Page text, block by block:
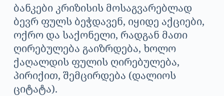
ბანკები კრიზისის მოსაგვარებლად
ბევრ ფულს ბეჭდავენ, იყიდე აქციები,
ოქრო და საქონელი, რადგან მათი
ღირებულება გაიზრდება, ხოლო
ქაღალდის ფულის ღირებულება,
პირიქით, შემცირდება (დალიოს
ციტატა).